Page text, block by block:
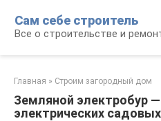
контенту
Сам себе строитель
Все о строительстве и
Главная » Строим загородный дом
Земляной электробур
электрических